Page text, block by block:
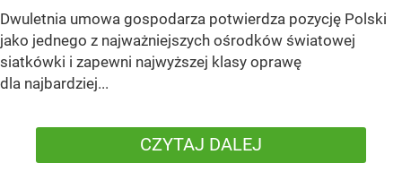
Dwuletnia umowa gospodarza potwierdza pozycję Polski
jako jednego z najważniejszych ośrodków światowej
siatkówki i zapewni najwyższej klasy oprawę
dla najbardziej...
CZYTAJ DALEJ